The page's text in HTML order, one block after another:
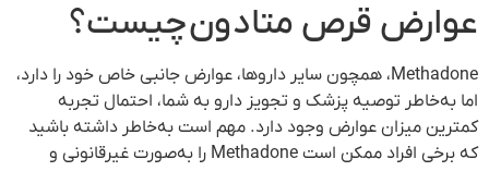
عوارض قرص متادون چیست؟
Methadone، همچون سایر داروها، عوارض جانبی خاص خود را دارد،
اما به‌خاطر توصیه پزشک و تجویز دارو به شما، احتمال تجربه
کمترین میزان عوارض وجود دارد. مهم است به‌خاطر داشته باشید
که برخی افراد ممکن است Methadone را به‌صورت غیرقانونی و